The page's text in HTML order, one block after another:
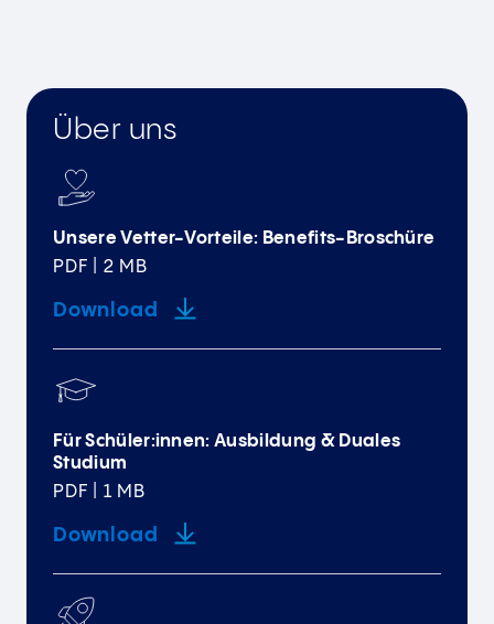
Über uns
Unsere Vetter-Vorteile: Benefits-Broschüre
PDF | 2 MB
Download
Für Schüler:innen: Ausbildung & Duales
Studium
PDF | 1 MB
Download